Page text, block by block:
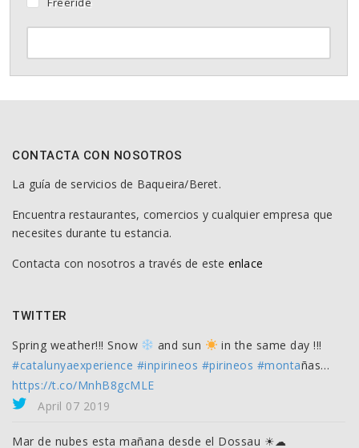
CONTACTA CON NOSOTROS
La guía de servicios de Baqueira/Beret.
Encuentra restaurantes, comercios y cualquier empresa que
necesites durante tu estancia.
Contacta con nosotros a través de este enlace
TWITTER
Spring weather!!! Snow and sun
in the same day !!!
#catalunyaexperience #inpirineos #pirineos #montañas…
https://t.co/MnhB8gcMLE
April 07 2019
Mar de nubes esta mañana desde el Dossau ☀☁